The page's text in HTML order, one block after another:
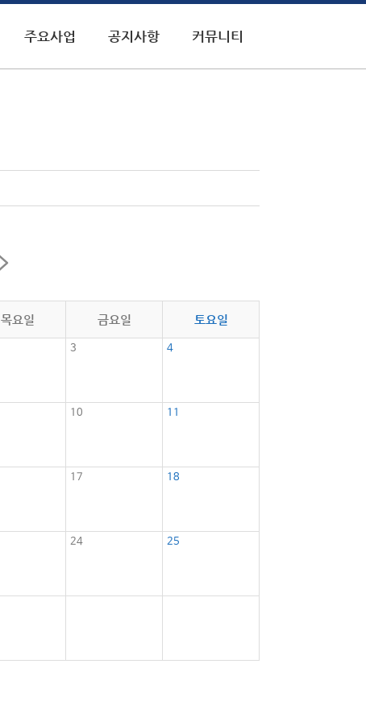
주요사업 공지사항 커뮤니티
목요일 금요일 토요일
3 4
10 11
17 18
24 25